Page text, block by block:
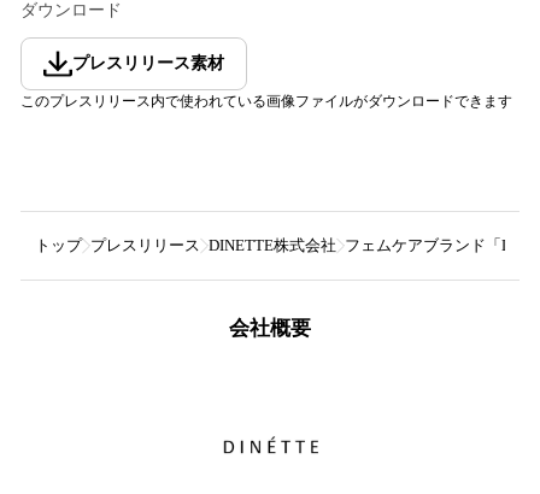
ダウンロード
プレスリリース素材
このプレスリリース内で使われている画像ファイルがダウンロードできます
トップ プレスリリース DINETTE株式会社 フェムケアブランド「
会社概要